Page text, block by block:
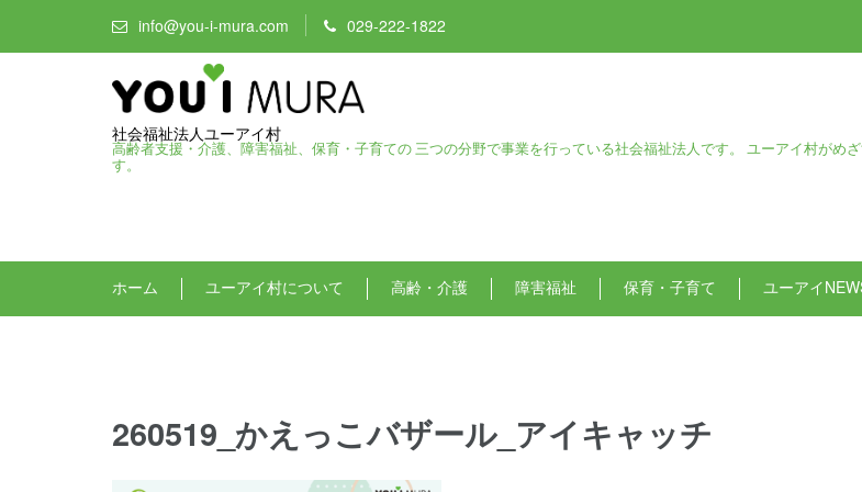
info@you-i-mura.com 029-222-1822
社会福祉法人ユーアイ村
高齢者支援・介護、障害福祉、保育・子育ての 三つの分野で事業を行っている社会福祉法人です。 ユーアイ村がめ
す。
ホーム ユーアイ村について 高齢・介護 障害福祉 保育・子育て ユーアイ
260519_かえっこバザール_アイキャッチ